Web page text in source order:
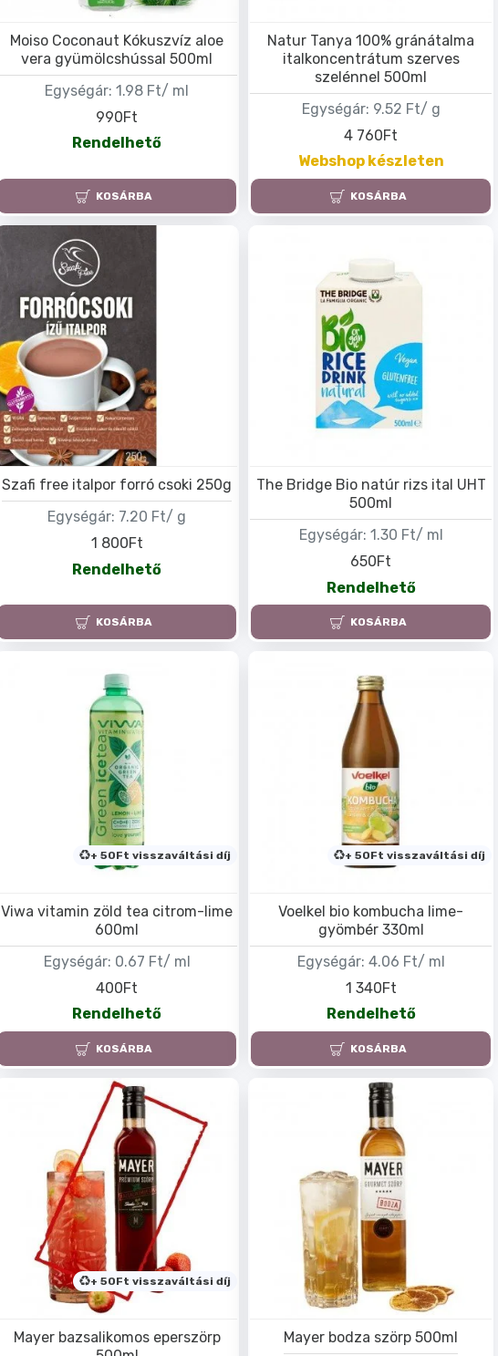
Egységár: 1.98 Ft/ ml
Moiso Coconaut Kókuszvíz aloe
vera gyümölcshússal 500ml
990Ft
Rendelhető
KOSÁRBA
Egységár: 9.52 Ft/ g
Natur Tanya 100% gránátalma
italkoncentrátum szerves
szelénnel 500ml
4 760Ft
Webshop készleten
KOSÁRBA
Egységár: 7.20 Ft/ g
Szafi free italpor forró csoki 250g
1 800Ft
Rendelhető
KOSÁRBA
Egységár: 1.30 Ft/ ml
The Bridge Bio natúr rizs ital UHT
500ml
650Ft
Rendelhető
KOSÁRBA
+ 50Ft visszaváltási díj
Egységár: 0.67 Ft/ ml
Viwa vitamin zöld tea citrom-lime
600ml
400Ft
Rendelhető
KOSÁRBA
+ 50Ft visszaváltási díj
Egységár: 4.06 Ft/ ml
Voelkel bio kombucha lime-
gyömbér 330ml
1 340Ft
Rendelhető
KOSÁRBA
+ 50Ft visszaváltási díj
Mayer bazsalikomos eperszörp
Mayer bodza szörp 500ml